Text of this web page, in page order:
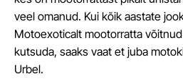
veel omanud. Kui kõik aastate
Motoexoticalt mootorratta
kutsuda, saaks vaat et juba
Urbel.